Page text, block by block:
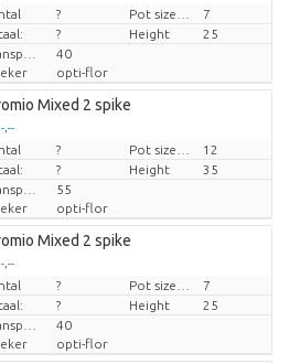
per stuk
?
7
? Height
25
40
opti-flor
Mixed 2 spike
-,--
per stuk
?
12
? Height
35
55
opti-flor
Mixed 2 spike
-,--
per stuk
?
7
? Height
25
40
opti-flor